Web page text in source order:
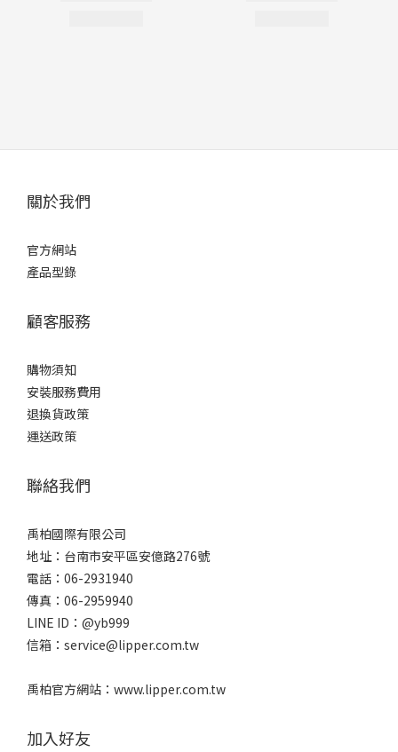
關於我們
官方網站
產品型錄
顧客服務
購物須知
安裝服務費用
退換貨政策
運送政策
聯絡我們
禹柏國際有限公司
地址：台南市安平區安億路276號
電話：06-2931940
傳真：06-2959940
LINE ID：@yb999
信箱：service@lipper.com.tw
禹柏官方網站：www.lipper.com.tw
加入好友